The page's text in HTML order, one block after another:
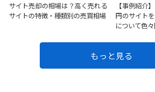
サイト売却の相場は？高く売れる
サイトの特徴・種類別の売買相場
【事例紹介
円のサイト
について色
もっと見る